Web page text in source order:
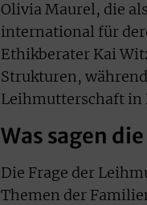
Olivia Maurel, die
international für
Ethikberater Kai
Strukturen,
Leihmutterschaft in
Was sagen
Die Frage der
Themen der